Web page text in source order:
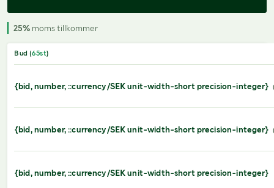
25% moms tillkommer
Bud (65st)
{bid, number, ::currency/SEK unit-width-short precision-integer}
{bid, number, ::currency/SEK unit-width-short precision-integer}
{bid, number, ::currency/SEK unit-width-short precision-integer}